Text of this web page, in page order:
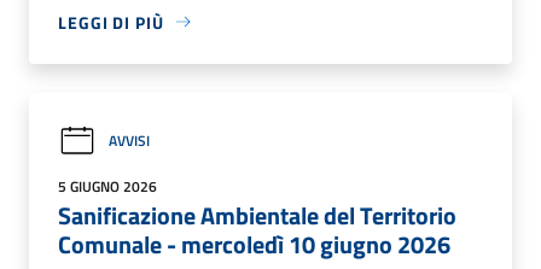
LEGGI DI PIÙ
AVVISI
5 GIUGNO 2026
Sanificazione Ambientale del Territorio
Comunale - mercoledì 10 giugno 2026